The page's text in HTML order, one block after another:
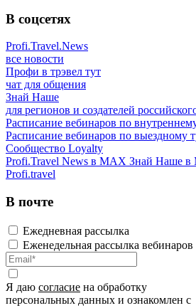
В соцсетях
Profi.Travel.News
все новости
Профи в трэвел тут
чат для общения
Знай Наше
для регионов и создателей
Расписание вебинаров по
Расписание вебинаров по выездному
Сообщество Loyalty
Profi.Travel News в MAX Знай Наше в
Profi.travel
В почте
Ежедневная рассылка
Еженедельная рассылка вебинаров
Я даю согласие на обработку
персональных данных и ознакомлен с